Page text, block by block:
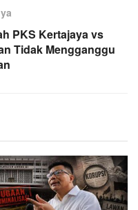
PKS Kertajaya vs
Tidak Mengganggu